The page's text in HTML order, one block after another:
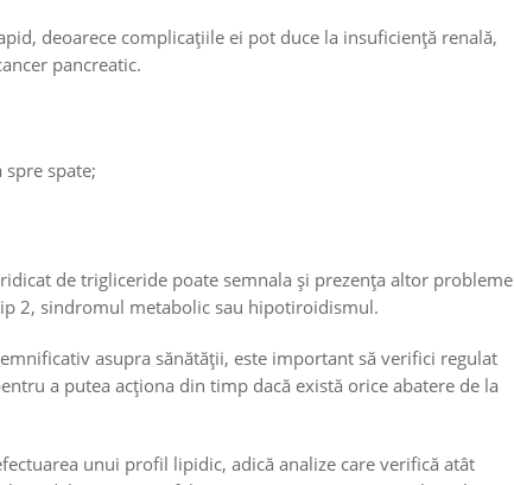
deoarece complicațiile ei pot duce la insuficiență renală,
pancreatic.
spate;
de trigliceride poate semnala și prezența altor probleme
2, sindromul metabolic sau hipotiroidismul.
asupra sănătății, este important să verifici regulat
a putea acționa din timp dacă există orice abatere de la
unui profil lipidic, adică analize care verifică atât